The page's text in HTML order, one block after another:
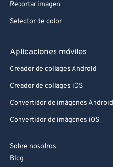
Recortar imagen
Selector de color
Aplicaciones móviles
Creador de collages Android
Creador de collages iOS
Convertidor de imágenes Android
Convertidor de imágenes iOS
Sobre nosotros
Blog